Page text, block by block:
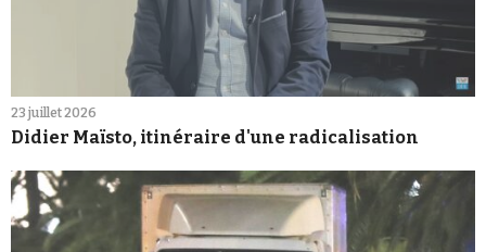
23 juillet 2026
Didier Maïsto, itinéraire d'une radicalisation